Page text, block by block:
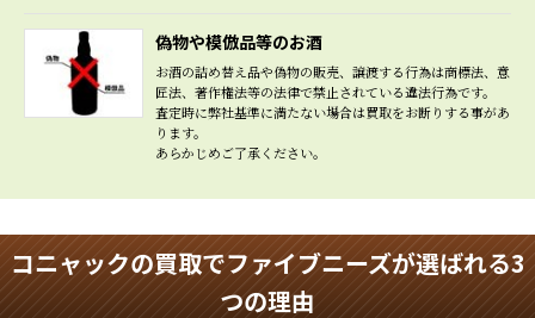
偽物や模倣品等のお酒
お酒の詰め替え品や偽物の販売、譲渡する行為は商標法、意
匠法、著作権法等の法律で禁止されている違法行為です。
査定時に弊社基準に満たない場合は買取をお断りする事があ
ります。
あらかじめご了承ください。
コニャックの買取でファイブニーズが選ばれる3
つの理由